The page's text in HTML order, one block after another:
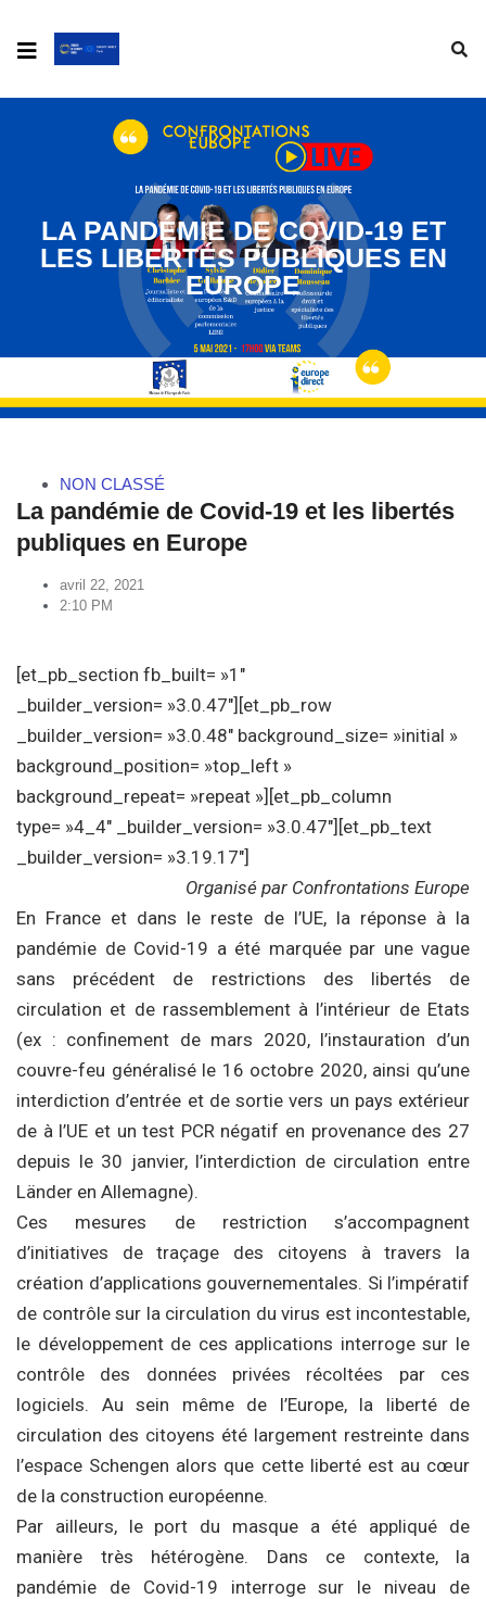
LA PANDÉMIE DE COVID-19 ET
LES LIBERTÉS PUBLIQUES EN
EUROPE
NON CLASSÉ
La pandémie de Covid-19 et les libertés
publiques en Europe
avril 22, 2021
2:10 PM
[et_pb_section fb_built= »1″
_builder_version= »3.0.47″][et_pb_row
_builder_version= »3.0.48″ background_size= »initial »
background_position= »top_left »
background_repeat= »repeat »][et_pb_column
type= »4_4″ _builder_version= »3.0.47″][et_pb_text
_builder_version= »3.19.17″]
Organisé par Confrontations Europe
En France et dans le reste de l’UE, la réponse à la
pandémie de Covid-19 a été marquée par une vague
sans précédent de restrictions des libertés de
circulation et de rassemblement à l’intérieur de Etats
(ex : confinement de mars 2020, l’instauration d’un
couvre-feu généralisé le 16 octobre 2020, ainsi qu’une
interdiction d’entrée et de sortie vers un pays extérieur
de à l’UE et un test PCR négatif en provenance des 27
depuis le 30 janvier, l’interdiction de circulation entre
Länder en Allemagne).
Ces mesures de restriction s’accompagnent
d’initiatives de traçage des citoyens à travers la
création d’applications gouvernementales. Si l’impératif
de contrôle sur la circulation du virus est incontestable,
le développement de ces applications interroge sur le
contrôle des données privées récoltées par ces
logiciels. Au sein même de l’Europe, la liberté de
circulation des citoyens été largement restreinte dans
l’espace Schengen alors que cette liberté est au cœur
de la construction européenne.
Par ailleurs, le port du masque a été appliqué de
manière très hétérogène. Dans ce contexte, la
pandémie de Covid-19 interroge sur le niveau de